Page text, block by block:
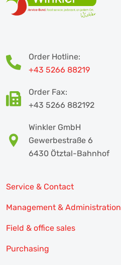
Order Hotline:
+43 5266 88219
Order Fax:
+43 5266 882192
Winkler GmbH
Gewerbestraße 6
6430 Ötztal-Bahnhof
Service & Contact
Management & Administration
Field & office sales
Purchasing